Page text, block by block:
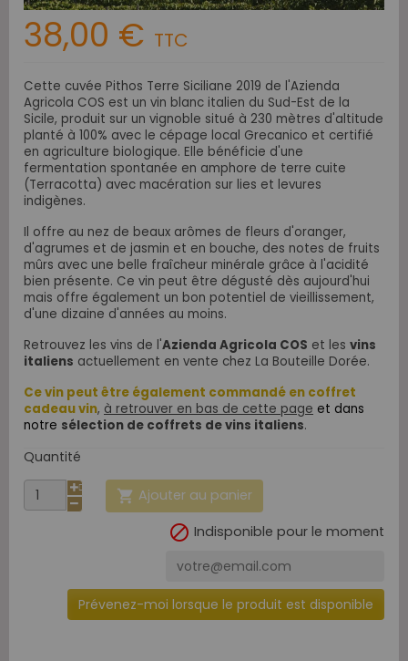
38,00 € TTC
Cette cuvée Pithos Terre Siciliane 2019 de l'Azienda
Agricola COS est un vin blanc italien du Sud-Est de la
Sicile, produit sur un vignoble situé à 230 mètres d'altitude
planté à 100% avec le cépage local Grecanico et certifié
en agriculture biologique. Elle bénéficie d'une
fermentation spontanée en amphore de terre cuite
(Terracotta) avec macération sur lies et levures
indigènes.
Il offre au nez de beaux arômes de fleurs d'oranger,
d'agrumes et de jasmin et en bouche, des notes de fruits
mûrs avec une belle fraîcheur minérale grâce à l'acidité
bien présente. Ce vin peut être dégusté dès aujourd'hui
mais offre également un bon potentiel de vieillissement,
d'une dizaine d'années au moins.
Retrouvez les vins de l'Azienda Agricola COS et les vins
italiens actuellement en vente chez La Bouteille Dorée.
Ce vin peut être également commandé en coffret
cadeau vin, à retrouver en bas de cette page et dans
notre sélection de coffrets de vins italiens.
Quantité
 Ajouter au panier
 Indisponible pour le moment
Prévenez-moi lorsque le produit est disponible